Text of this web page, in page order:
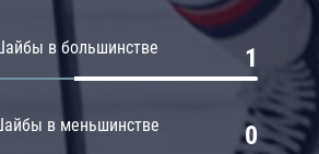
в большинстве 1
в меньшинстве 0